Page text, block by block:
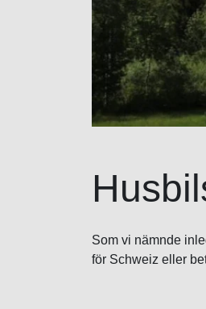
Som vi nämnde
för Schweiz eller